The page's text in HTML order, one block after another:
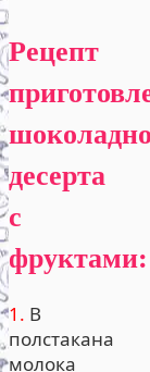
Рецепт
десерта
с
фруктами:
1. В
полстакана
молока